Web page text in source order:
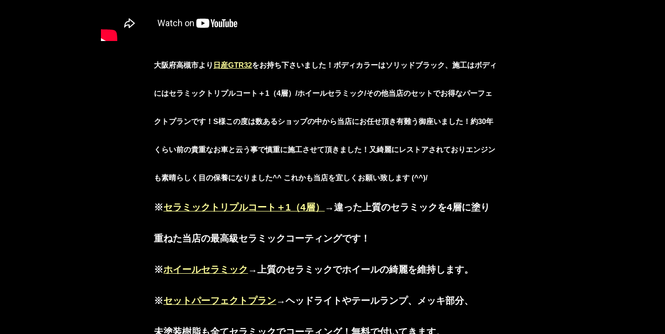
大阪府高槻市より 日産GTR32をお持ち下さいました！ボディカラーはソリッドブラック、施工はボディ
にはセラミックトリプルコート＋1（4層）/ホイールセラミック/その他当店のセットでお得なパーフェ
クトプランです！S様この度は数あるショップの中から当店にお任せ頂き有難う御座いました！約30年
くらい前の貴重なお車と云う事で慎重に施工させて頂きました！又綺麗にレストアされておりエンジン
も素晴らしく目の保養になりました^^ これかも当店を宜しくお願い致します (^^)/
※セラミックトリプルコート＋1（4層） →違った上質のセラミックを4層に塗り
重ねた当店の最高級セラミックコーティングです！
※ホイールセラミック →上質のセラミックでホイールの綺麗を維持します。
※セットパーフェクトプラン→ヘッドライトやテールランプ、メッキ部分、
未塗装樹脂も全てセラミックでコーティング！無料で付いてきます。